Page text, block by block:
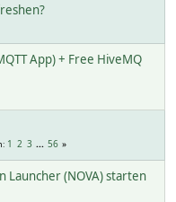
App) + Free HiveMQ
1 2 3 ... 56
Launcher (NOVA) starten